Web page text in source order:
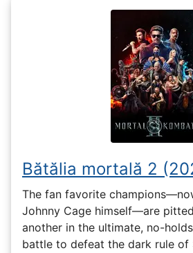
Bătălia mortală 2
The fan favorite
Johnny Cage himself—are
another in the ultimate, no-
battle to defeat the dark rule of